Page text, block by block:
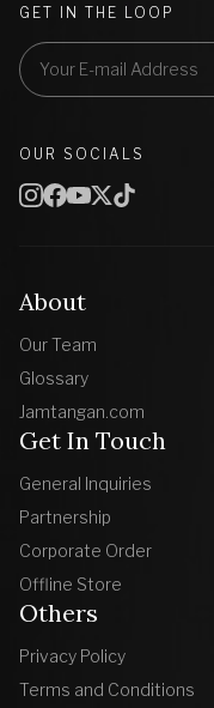
About
Our Team
Glossary
Jamtangan.com
Get In Touch
General Inquiries
Partnership
Corporate Order
Offline Store
Others
Privacy Policy
Terms and Conditions
GET IN THE LOOP
OUR SOCIALS